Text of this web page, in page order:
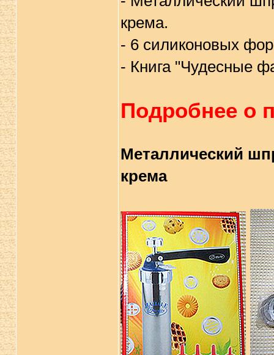
крема.
- 6 силиконовых
- Книга "Чудесные
Подробнее о
Металлический
крема